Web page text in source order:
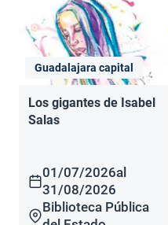
Guadalajara capital
Los gigantes de Isabel
Salas
01/07/2026al
31/08/2026
Biblioteca Pública